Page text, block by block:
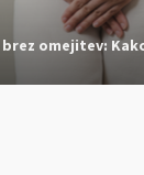
omejitev: